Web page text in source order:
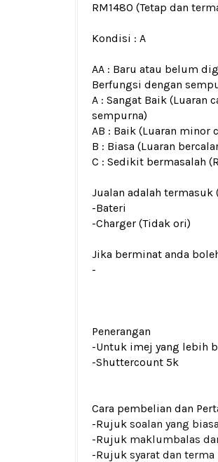
RM1480 (Tetap dan
Kondisi : A
AA : Baru atau belum
Berfungsi dengan
A : Sangat Baik (Luaran
sempurna)
AB : Baik (Luaran minor
B : Biasa (Luaran
C : Sedikit bermasalah
Jualan adalah
-Bateri
-Charger (Tidak ori)
Jika berminat anda
-
Penerangan
-Untuk imej yang lebih
-Shuttercount 5k
Cara pembelian dan
-Rujuk soalan yang
-Rujuk maklumbalas
-Rujuk syarat dan terma